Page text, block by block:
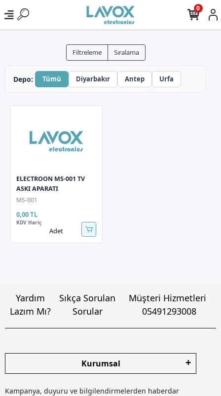
0
Filtreleme Sıralama
Depo: Tümü Diyarbakır Antep Urfa
ELECTROON MS-001 TV
ASKI APARATI
MS-001
0,00 TL
KDV Hariç
Adet
Yardım
Lazım Mı?
Sıkça Sorulan
Sorular
Müşteri Hizmetleri
05491293008
Kurumsal
Kampanya, duyuru ve bilgilendirmelerden haberdar